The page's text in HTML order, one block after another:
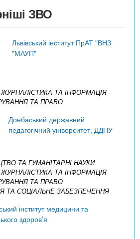
ЗВО
Львівський інститут ПрАТ "ВНЗ
"МАУП"
ЖУРНАЛІСТИКА ТА ІНФОРМАЦІЯ
ТА ПРАВО
Донбаський державний
педагогічний університет, ДДПУ
ТА ГУМАНІТАРНІ НАУКИ
ЖУРНАЛІСТИКА ТА ІНФОРМАЦІЯ
ТА ПРАВО
ТА СОЦІАЛЬНЕ ЗАБЕЗПЕЧЕННЯ
інститут медицини та
здоров’я